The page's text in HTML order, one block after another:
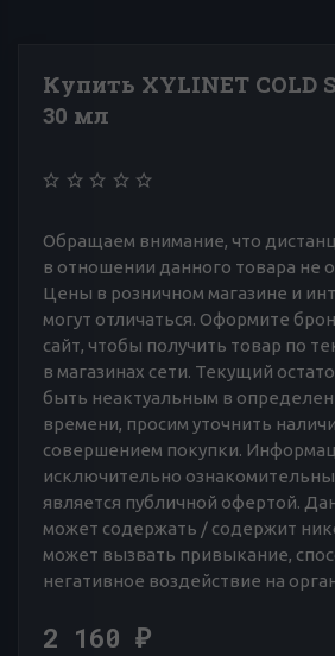
Купить XYLINET COLD
30 мл
Обращаем внимание, что
в отношении данного товара не
Цены в розничном магазине и
могут отличаться. Оформите
сайт, чтобы получить товар по
в магазинах сети. Текущий
быть неактуальным в
времени, просим уточнить
совершением покупки.
исключительно
является публичной офертой.
может содержать / содержит
может вызвать привыкание,
негативное воздействие на
2 160 ₽